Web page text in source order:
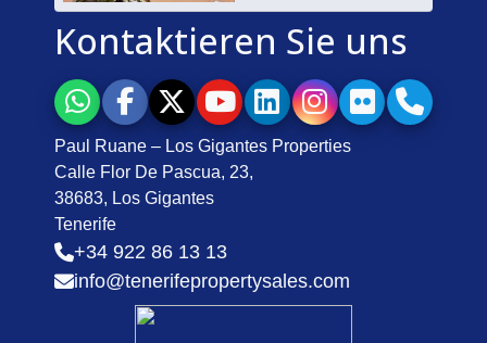
Kontaktieren Sie uns
Paul Ruane – Los Gigantes Properties
Calle Flor De Pascua, 23,
38683, Los Gigantes
Tenerife
+34 922 86 13 13
info@tenerifepropertysales.com